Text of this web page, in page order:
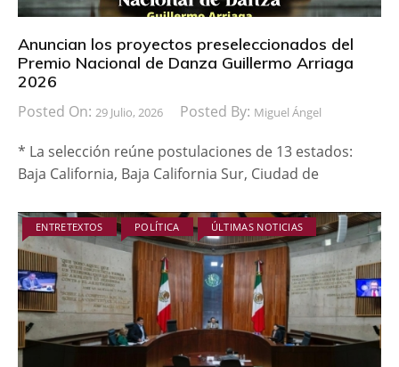
Anuncian los proyectos preseleccionados del
Premio Nacional de Danza Guillermo Arriaga
2026
Posted On: 29 Julio, 2026 Posted By: Miguel Ángel
* La selección reúne postulaciones de 13 estados:
Baja California, Baja California Sur, Ciudad de
ENTRETEXTOS POLÍTICA ÚLTIMAS NOTICIAS